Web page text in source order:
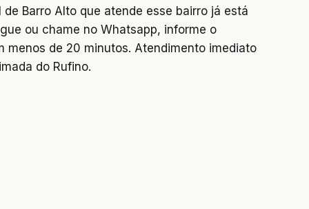
de Barro Alto que atende esse bairro já está
ou chame no Whatsapp, informe o
menos de 20 minutos. Atendimento imediato
do Rufino.